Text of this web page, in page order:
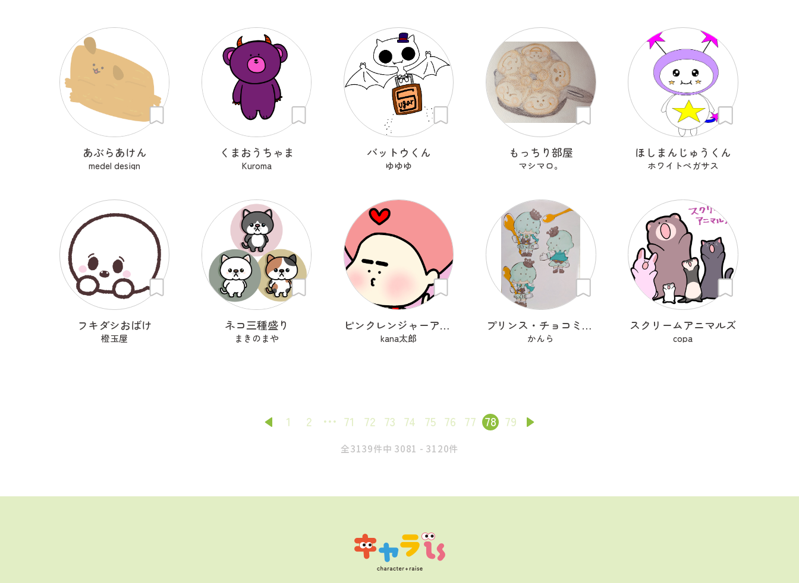
あぶらあけん
medel design
くまおうちゃま
Kuroma
バットウくん
ゆゆゆ
もっちり部屋
マシマロ。
ほしまんじゅうくん
ホワイトペガサス
フキダシおばけ
橙玉屋
ネコ三種盛り
まきのまや
ピンクレンジャーアフロ🩷
kana太郎
プリンス・チョコミント
かんら
スクリームアニマルズ
copa
1 2 71 72 73 74 75 76 77 78 79
全3139件中 3081 - 3120件